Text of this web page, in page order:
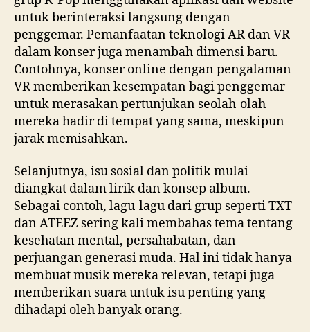
untuk berinteraksi langsung dengan
penggemar. Pemanfaatan teknologi AR dan VR
dalam konser juga menambah dimensi baru.
Contohnya, konser online dengan pengalaman
VR memberikan kesempatan bagi penggemar
untuk merasakan pertunjukan seolah-olah
mereka hadir di tempat yang sama, meskipun
jarak memisahkan.
Selanjutnya, isu sosial dan politik mulai
diangkat dalam lirik dan konsep album.
Sebagai contoh, lagu-lagu dari grup seperti TXT
dan ATEEZ sering kali membahas tema tentang
kesehatan mental, persahabatan, dan
perjuangan generasi muda. Hal ini tidak hanya
membuat musik mereka relevan, tetapi juga
memberikan suara untuk isu penting yang
dihadapi oleh banyak orang.